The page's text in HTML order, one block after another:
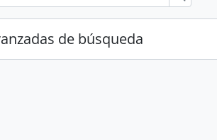
de búsqueda